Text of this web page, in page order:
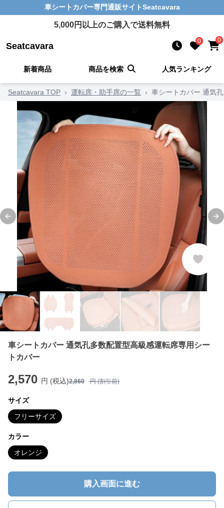
車シートカバー専門通販サイトSeatcavara
5,000円以上のご購入で送料無料
Seatcavara 0 0
新着商品 商品を検索 人気ランキング
Seatcavara TOP › 運転席・助手席の一覧 › 車シートカバー 通気
Previous slide
車シートカバー 通気孔多数配置型高級感運転席専用シー
トカバー
2,570 円 (税込)2,860 円 (割引前)
サイズ
フリーサイズ
カラー
オレンジ
購入画面に進む